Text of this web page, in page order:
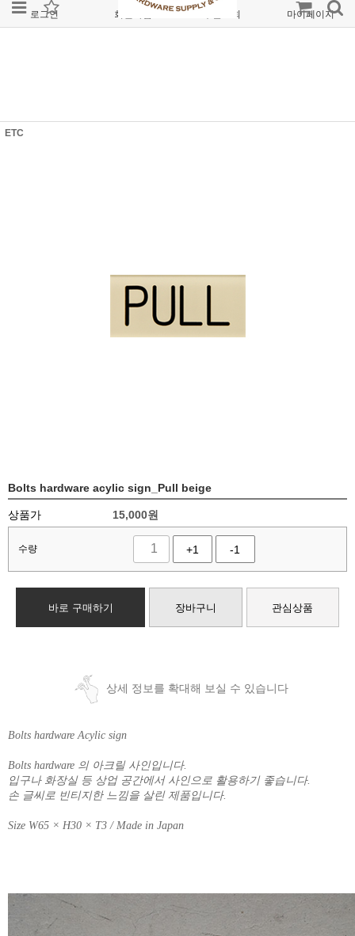
로그인 회원가입 주문조회 마이페이지
ETC
Bolts hardware acylic sign_Pull beige
상품가 15,000원
수량 +1 -1
바로 구매하기 장바구니 관심상품
상세 정보를 확대해 보실 수 있습니다
Bolts hardware Acylic sign
Bolts hardware 의 아크릴 사인입니다.
입구나 화장실 등 상업 공간에서 사인으로 활용하기 좋습니다.
손 글씨로 빈티지한 느낌을 살린 제품입니다.
Size W65 × H30 × T3 / Made in Japan